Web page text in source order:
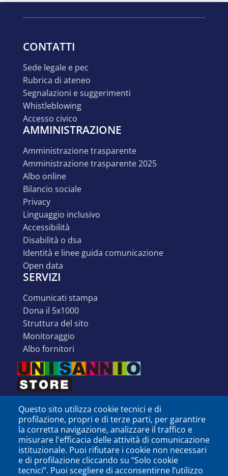
CONTATTI
sede legale e pec
rubrica di ateneo
segnalazioni e suggerimenti
whistleblowing
accesso civico
AMMINISTRAZIONE
amministrazione trasparente
amministrazione trasparente 2025
albo online
bilancio sociale
privacy
linguaggio inclusivo
accessibilità
disabilità o dsa
identità e linee guida comunicazione
open data
SERVIZI
comunicati stampa
dona il 5x1000
struttura del sito
monitoraggio
albo fornitori
Questo sito utilizza cookie tecnici e di
profilazione, propri e di terze parti, per garantire
la corretta navigazione, analizzare il traffico e
misurare l'efficacia delle attività di comunicazione
istituzionale. Puoi rifiutare i cookie non necessari
e di profilazione cliccando su “Solo cookie
tecnici”. Puoi scegliere di acconsentirne l’utilizzo